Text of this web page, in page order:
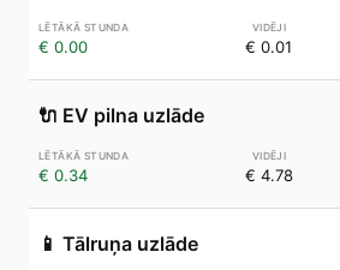
€ 0.00 € 0.01
🔌 EV pilna uzlāde
€ 0.34 € 4.78
📱 Tālruņa uzlāde